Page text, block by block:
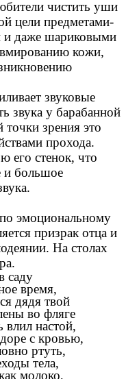
чистить уши
цели предметами-
и даже шариковыми
кожи,
звуковые
звука у барабанной
точки зрения это
прохода.
его стенок, что
и большое
эмоциональному
призрак отца и
На столах
саду
время,
дядя твой
во фляге
настой,
с кровью,
ртуть,
тела,
молоко,